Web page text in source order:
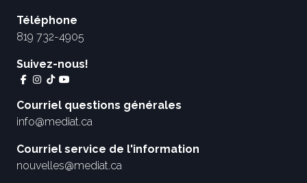
Téléphone
819 732-4905
Suivez-nous!
Courriel questions générales
info@mediat.ca
Courriel service de l'information
nouvelles@mediat.ca